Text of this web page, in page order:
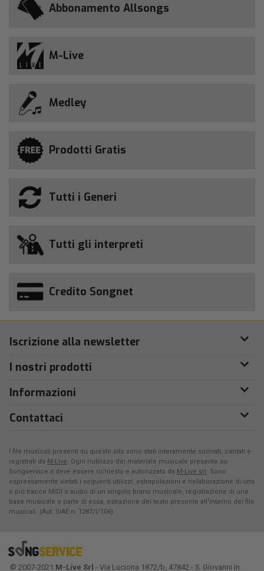
Abbonamento Allsongs
M-Live
Medley
Prodotti Gratis
Tutti i Generi
Tutti gli interpreti
Credito Songnet
Iscrizione alla newsletter
I nostri prodotti
Informazioni
Contattaci
I file musicali presenti su questo sito sono stati interamente suonati, cantati e
registrati da M-Live. Ogni riutilizzo del materiale musicale presente su
Songservice.it deve essere richiesto e autorizzato da M-Live srl. Sono
espressamente vietati i seguenti utilizzi: estrapolazioni e rielaborazione di una
o più tracce MIDI o audio di un singolo brano musicale, registrazione di una
base musicale o parte di essa, estrazione del testo presente all'interno dei file
musicali. (Aut. SIAE n. 1287/I/106)
© 2007-2021 M-Live Srl - Via Luciona 1872/b, 47842 - S. Giovanni In